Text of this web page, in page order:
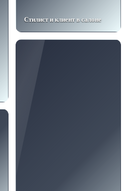
Стилист и клиент в салоне